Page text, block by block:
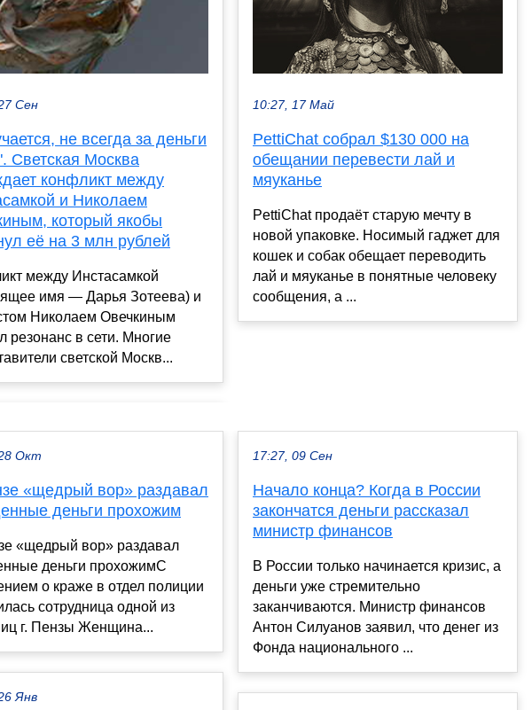
Сен
не всегда за деньги
Светская Москва
конфликт между
и Николаем
который якобы
её на 3 млн рублей
между Инстасамкой
имя — Дарья Зотеева) и
Николаем Овечкиным
резонанс в сети. Многие
светской Москв...
10:27, 17 Май
PettiChat собрал $130 000 на
обещании перевести лай и
мяуканье
PettiChat продаёт старую мечту в
новой упаковке. Носимый гаджет для
кошек и собак обещает переводить
лай и мяуканье в понятные человеку
сообщения, а ...
Окт
«щедрый вор» раздавал
деньги прохожим
«щедрый вор» раздавал
деньги прохожимС
о краже в отдел полиции
сотрудница одной из
г. Пензы Женщина...
Янв
17:27, 09 Сен
Начало конца? Когда в России
закончатся деньги рассказал
министр финансов
В России только начинается кризис, а
деньги уже стремительно
заканчиваются. Министр финансов
Антон Силуанов заявил, что денег из
Фонда национального ...